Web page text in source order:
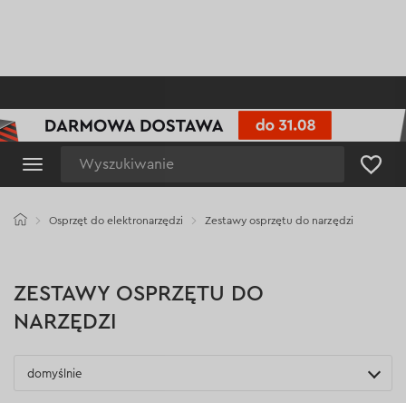
Osprzęt do elektronarzędzi Zestawy osprzętu do narzędzi
ZESTAWY OSPRZĘTU DO
NARZĘDZI
domyślnie